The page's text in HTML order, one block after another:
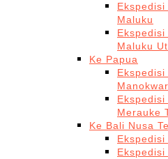
Maluku
Maluku
Ke Papua
Merauke
Ke Bali Nusa